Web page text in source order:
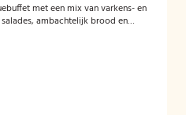
met een mix van varkens- en
ambachtelijk brood en
genieters.